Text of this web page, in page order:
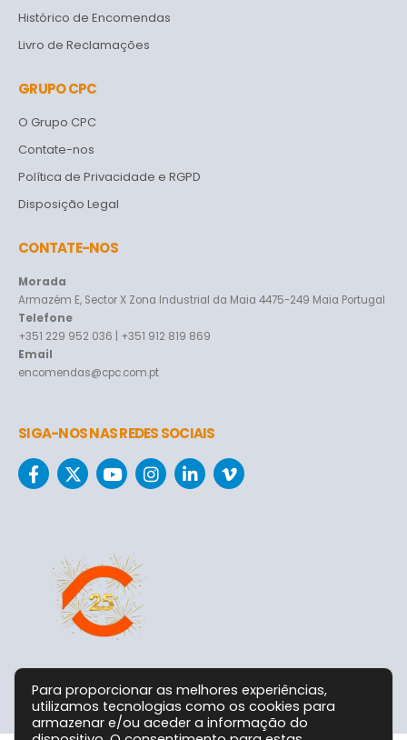
Histórico de Encomendas
Livro de Reclamações
GRUPO CPC
O Grupo CPC
Contate-nos
Política de Privacidade e RGPD
Disposição Legal
CONTATE-NOS
Morada
Armazém E, Sector X Zona Industrial da Maia 4475-249 Maia Portugal
Telefone
+351 229 952 036 | +351 912 819 869
Email
encomendas@cpc.com.pt
SIGA-NOS NAS REDES SOCIAIS
Para proporcionar as melhores experiências,
utilizamos tecnologias como os cookies para
armazenar e/ou aceder a informação do